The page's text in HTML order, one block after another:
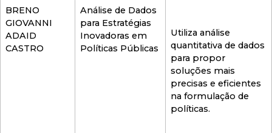
BRENO
GIOVANNI
ADAID
CASTRO
Análise de Dados
para Estratégias
Inovadoras em
Políticas Públicas
Utiliza análise
quantitativa de dados
para propor
soluções mais
precisas e eficientes
na formulação de
políticas.